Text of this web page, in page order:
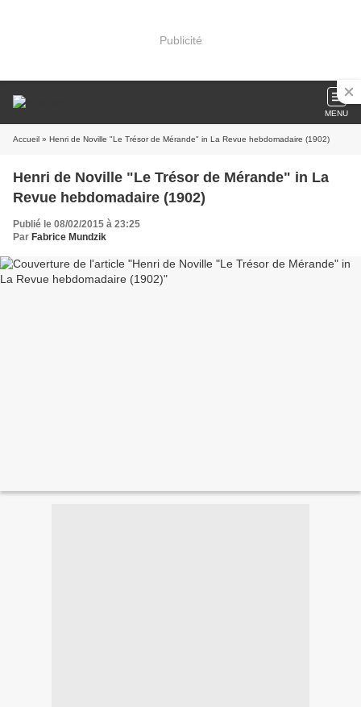
Publicité
MENU
Accueil » Henri de Noville "Le Trésor de Mérande" in La Revue hebdomadaire (1902)
Henri de Noville "Le Trésor de Mérande" in La
Revue hebdomadaire (1902)
Publié le 08/02/2015 à 23:25
Par Fabrice Mundzik